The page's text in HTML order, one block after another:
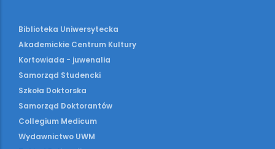
Biblioteka Uniwersytecka
Akademickie Centrum Kultury
Kortowiada - juwenalia
Samorząd Studencki
Szkoła Doktorska
Samorząd Doktorantów
Collegium Medicum
Wydawnictwo UWM